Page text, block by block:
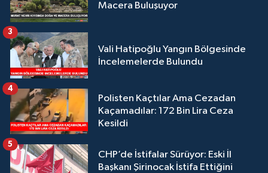
Macera Buluşuyor
Vali Hatipoğlu Yangın Bölgesinde
İncelemelerde Bulundu
3
Polisten Kaçtılar Ama Cezadan
Kaçamadılar: 172 Bin Lira Ceza
Kesildi
4
CHP’de İstifalar Sürüyor: Eski İl
Başkanı Şirinocak İstifa Ettiğini
5